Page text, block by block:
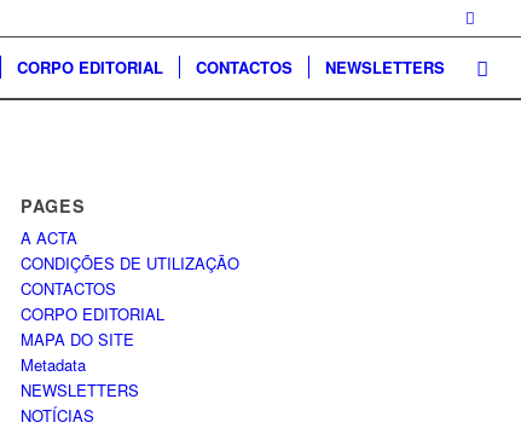
CORPO EDITORIAL CONTACTOS NEWSLETTERS
PAGES
A ACTA
CONDIÇÕES DE UTILIZAÇÃO
CONTACTOS
CORPO EDITORIAL
MAPA DO SITE
Metadata
NEWSLETTERS
NOTÍCIAS